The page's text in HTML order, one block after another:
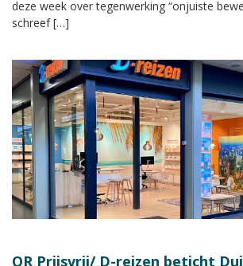
deze week over tegenwerking “onjuiste
schreef […]
OR Prijsvrij/ D-reizen beticht